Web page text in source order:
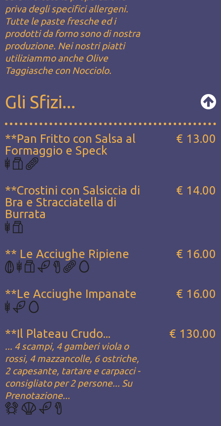
priva degli specifici allergeni.
Tutte le paste fresche ed i
prodotti da forno sono di nostra
produzione. Nei nostri piatti
utiliziammo anche Olive
Taggiasche con Nocciolo.
Gli Sfizi...
**Pan Fritto con Salsa al
Formaggio e Speck
€ 13.00
**Crostini con Salsiccia di
Bra e Stracciatella di
Burrata
€ 14.00
** Le Acciughe Ripiene € 16.00
**Le Acciughe Impanate € 16.00
**Il Plateau Crudo...
... 4 scampi, 4 gamberi viola o
rossi, 4 mazzancolle, 6 ostriche,
2 capesante, tartare e carpacci -
consigliato per 2 persone... Su
Prenotazione...
€ 130.00